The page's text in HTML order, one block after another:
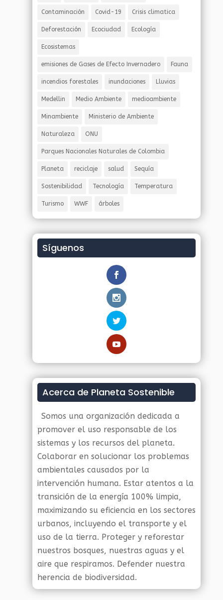
Contaminación Covid-19 Crisis climatica
Deforestación Ecociudad Ecología
Ecosistemas
emisiones de Gases de Efecto Invernadero Fauna
incendios forestales inundaciones Lluvias
Medellin Medio Ambiente medioambiente
Minambiente Ministerio de Ambiente
Naturaleza ONU
Parques Nacionales Naturales de Colombia
Planeta reciclaje salud Sequía
Sostenibilidad Tecnología Temperatura
Turismo WWF árboles
Síguenos
Acerca de Planeta Sostenible
Somos una organización dedicada a
promover el uso responsable de los
sistemas y los recursos del planeta.
Colaborar en solucionar los problemas
ambientales causados por la
intervención humana. Estar atentos a la
transición de la energía 100% limpia,
maximizando su eficiencia en los sectores
urbanos, incluyendo el transporte y el
uso de la tierra. Proteger y reforestar
nuestros bosques, nuestras aguas y el
aire que respiramos. Defender nuestra
herencia de biodiversidad.